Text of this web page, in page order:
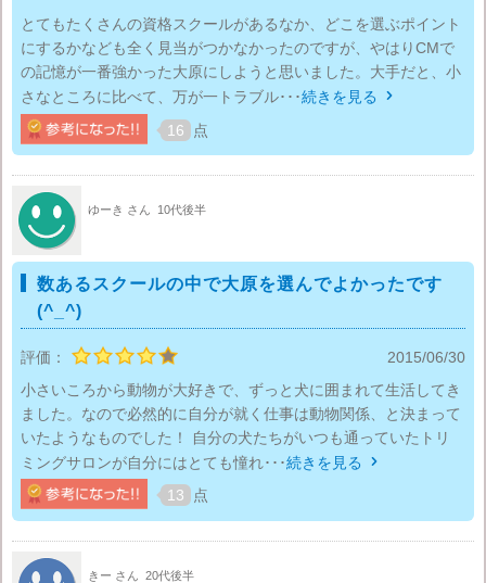
とてもたくさんの資格スクールがあるなか、どこを選ぶポイント
にするかなども全く見当がつかなかったのですが、やはりCMで
の記憶が一番強かった大原にしようと思いました。大手だと、小
さなところに比べて、万が一トラブル･･･続きを見る 
16 点
ゆーき さん 10代後半
数あるスクールの中で大原を選んでよかったです
(^_^)
評価：
2015/06/30
小さいころから動物が大好きで、ずっと犬に囲まれて生活してき
ました。なので必然的に自分が就く仕事は動物関係、と決まって
いたようなものでした！ 自分の犬たちがいつも通っていたトリ
ミングサロンが自分にはとても憧れ･･･続きを見る 
13 点
きー さん 20代後半